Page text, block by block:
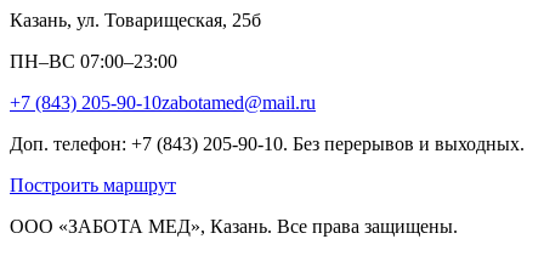
Казань, ул. Товарищеская, 25б
ПН–ВС 07:00–23:00
+7 (843) 205-90-10zabotamed@mail.ru
Доп. телефон: +7 (843) 205-90-10. Без перерывов и выходных.
Построить маршрут
ООО «ЗАБОТА МЕД», Казань. Все права защищены.